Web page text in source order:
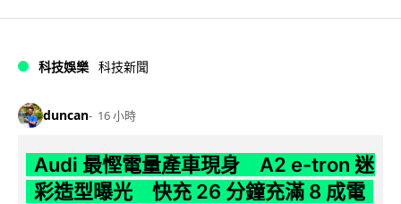
科技娛樂 科技新聞
duncan 16 小時
Audi 最慳電量產車現身 A2 e-tron 迷
彩造型曝光 快充 26 分鐘充滿 8 成電